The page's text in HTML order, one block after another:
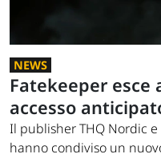
NEWS
Fatekeeper esce
accesso
Il publisher THQ Nordic
hanno condiviso un